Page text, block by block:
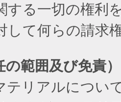
する一切の権利
して何らの請求
の範囲及び免責）
リアルについ